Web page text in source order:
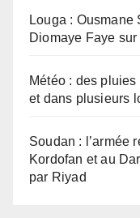
Louga :
Diomaye Faye
Météo : des
et dans plusieurs
Soudan : l’armée
Kordofan et au
par Riyad